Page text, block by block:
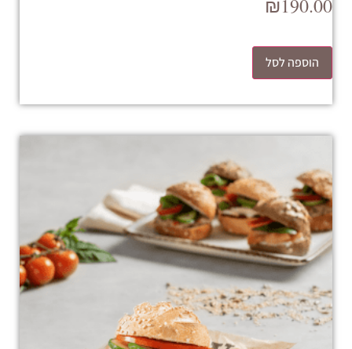
₪190.00
הוספה לסל